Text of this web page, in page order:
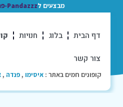
מבצעים ל Pandazzz-פנדזז
דף הבית בלוג חנויות
צור קשר
קופונים חמים באתר : איסימו ,פנדה ,